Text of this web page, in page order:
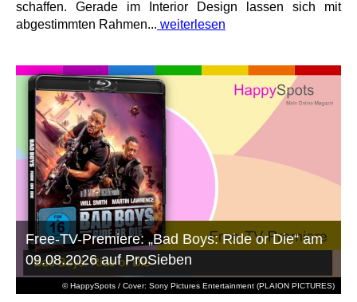
schaffen. Gerade im Interior Design lassen sich mit
abgestimmten Rahmen... weiterlesen
© HappySpots / Cover: Sony Pictures Entertainment (PLAION PICTURES)
Free-TV-Premiere: „Bad Boys: Ride or Die“ am
09.08.2026 auf ProSieben